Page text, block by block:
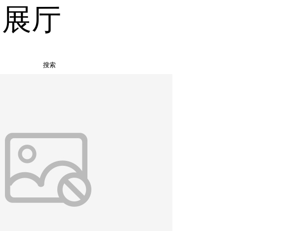
厅
搜索